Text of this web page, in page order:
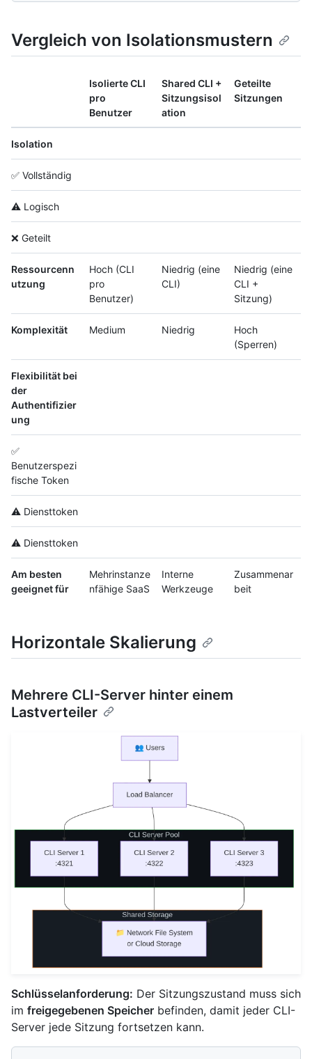
Vergleich von Isolationsmustern
Isolierte CLI
pro
Benutzer
Shared CLI +
Sitzungsisol
ation
Geteilte
Sitzungen
Isolation
✅ Vollständig
⚠️ Logisch
❌ Geteilt
Ressourcenn
utzung
Hoch (CLI
pro
Benutzer)
Niedrig (eine
CLI)
Niedrig (eine
CLI +
Sitzung)
Komplexität Medium Niedrig
Hoch
(Sperren)
Flexibilität bei
der
Authentifizier
ung
✅
Benutzerspezi
fische Token
⚠️ Diensttoken
⚠️ Diensttoken
Am besten
geeignet für
Mehrinstanze
nfähige SaaS
Interne
Werkzeuge
Zusammenar
beit
Horizontale Skalierung
Mehrere CLI-Server hinter einem
Lastverteiler
Schlüsselanforderung: Der Sitzungszustand muss sich
im freigegebenen Speicher befinden, damit jeder CLI-
Server jede Sitzung fortsetzen kann.